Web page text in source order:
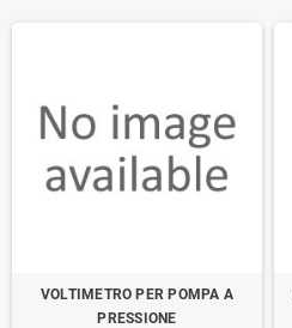
VOLTIMETRO PER POMPA A
PRESSIONE